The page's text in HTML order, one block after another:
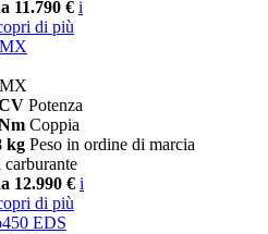
11.790 € i
di più
Potenza
Coppia
kg Peso in ordine di marcia
carburante
12.990 € i
di più
EDS